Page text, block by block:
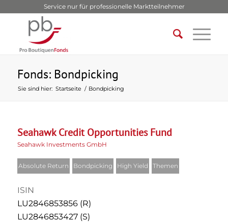
Service nur für professionelle Marktteilnehmer
Fonds: Bondpicking
Sie sind hier: Startseite / Bondpicking
Seahawk Credit Opportunities Fund
Seahawk Investments GmbH
Absolute Return Bondpicking High Yield Themen
ISIN
LU2846853856 (R)
LU2846853427 (S)